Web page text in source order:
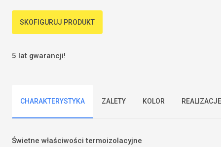
SKOFIGURUJ PRODUKT
5 lat gwarancji!
CHARAKTERYSTYKA ZALETY KOLOR REALIZACJE
Świetne właściwości termoizolacyjne